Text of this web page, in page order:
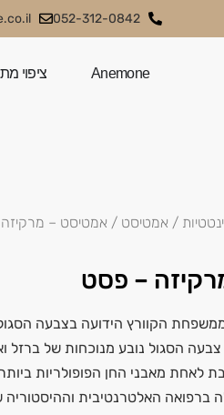
052-312-0842
Anemone ציפוי
/ אמטיסט / אמטיסט –
– פסט
הקוורץ הידועה בצבעה
הסגול נובע מנוכחות של ברזל
מאבני החן הפופולריות ביותר
ברפואה האלטרנטיבית וההיסטוריה